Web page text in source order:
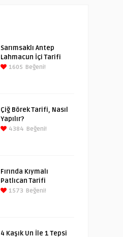
Sarımsaklı Antep
Lahmacun İçi Tarifi
1605 Beğeni!
Çiğ Börek Tarifi, Nasıl
Yapılır?
4384 Beğeni!
Fırında Kıymalı
Patlıcan Tarifi
1573 Beğeni!
4 Kaşık Un İle 1 Tepsi